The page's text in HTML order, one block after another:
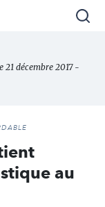
21 décembre 2017 -
au